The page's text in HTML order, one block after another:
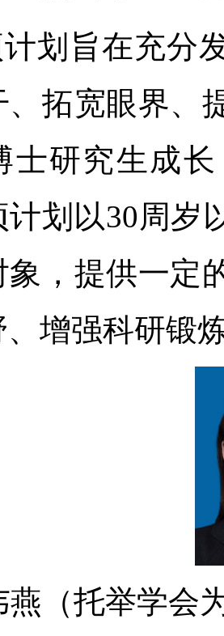
划旨在充分
、拓宽眼界、
士研究生成
计划以30周岁
象，提供一定
增强科研锻
燕（托举学会